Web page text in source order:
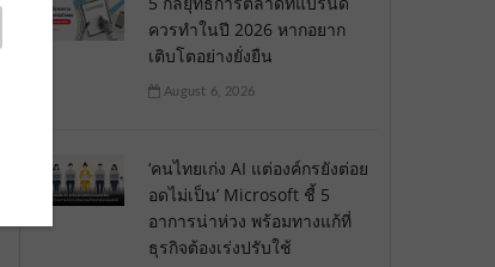
ควรทำในปี 2026 หากอยาก
เติบโตอย่างยั่งยืน
August 6, 2026
‘คนไทยเก่ง AI แต่องค์กรยังต่อย
อดไม่เป็น’ Microsoft ชี้ 5
อาการน่าห่วง พร้อมทางแก้ที่
ธุรกิจต้องเร่งปรับใช้